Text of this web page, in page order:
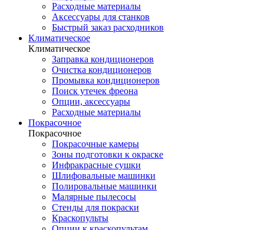
Расходные материалы
Аксессуары для станков
Быстрый заказ расходников
Климатическое
Климатическое
Заправка кондиционеров
Очистка кондиционеров
Промывка кондиционеров
Поиск утечек фреона
Опции, аксессуары
Расходные материалы
Покрасочное
Покрасочное
Покрасочные камеры
Зоны подготовки к окраске
Инфракрасные сушки
Шлифовальные машинки
Полировальные машинки
Малярные пылесосы
Стенды для покраски
Краскопульты